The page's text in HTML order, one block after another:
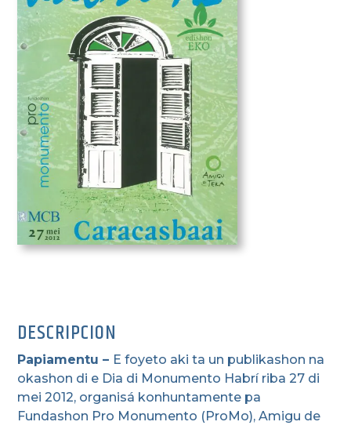
DESCRIPCION
Papiamentu – E foyeto aki ta un publikashon na
okashon di e Dia di Monumento Habrí riba 27 di
mei 2012, organisá konhuntamente pa
Fundashon Pro Monumento (ProMo), Amigu de